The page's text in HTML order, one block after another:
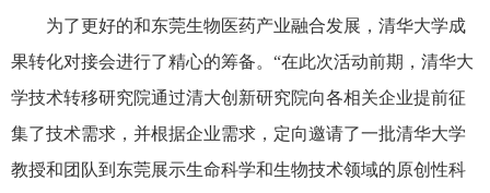
为了更好的和东莞生物医药产业融合发展，清华大学成
果转化对接会进行了精心的筹备。“在此次活动前期，清华大
学技术转移研究院通过清大创新研究院向各相关企业提前征
集了技术需求，并根据企业需求，定向邀请了一批清华大学
教授和团队到东莞展示生命科学和生物技术领域的原创性科